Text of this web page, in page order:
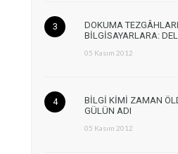
DOKUMA
BİLGİSAYARLARA:
05 Kasım 2012
BİLGİ KİMİ ZAMAN
GÜLÜN ADI
05 Kasım 2012